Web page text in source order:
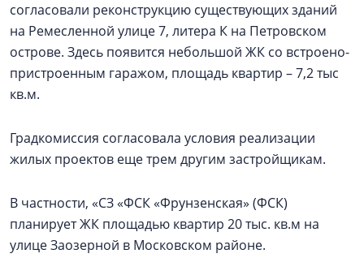
согласовали реконструкцию существующих зданий
на Ремесленной улице 7, литера К на Петровском
острове. Здесь появится небольшой ЖК со встроено-
пристроенным гаражом, площадь квартир – 7,2 тыс
кв.м.
Градкомиссия согласовала условия реализации
жилых проектов еще трем другим застройщикам.
В частности, «СЗ «ФСК «Фрунзенская» (ФСК)
планирует ЖК площадью квартир 20 тыс. кв.м на
улице Заозерной в Московском районе.